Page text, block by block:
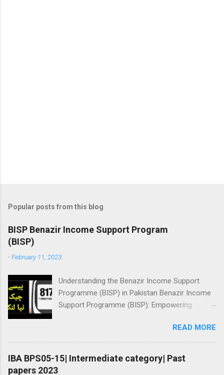
Popular posts from this blog
BISP Benazir Income Support Program
(BISP)
-February 11, 2023
Understanding the Benazir Income Support
Programme (BISP) in Pakistan Benazir Income
Support Programme (BISP): Empowering
Benazir Income Support Program (BISP) Here
you will learn about registration for Benazir
income support program, Online status check,
amount checking: ||بینظیر انکم سپورٹ پروگرام||
READ MORE
IBA BPS05-15| Intermediate category| Past
papers 2023